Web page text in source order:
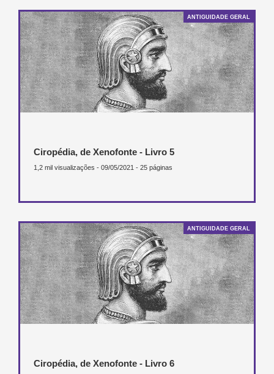
ANTIGUIDADE GERAL
Ciropédia, de Xenofonte - Livro 5
1,2 mil visualizações - 09/05/2021 - 25 páginas
ANTIGUIDADE GERAL
Ciropédia, de Xenofonte - Livro 6